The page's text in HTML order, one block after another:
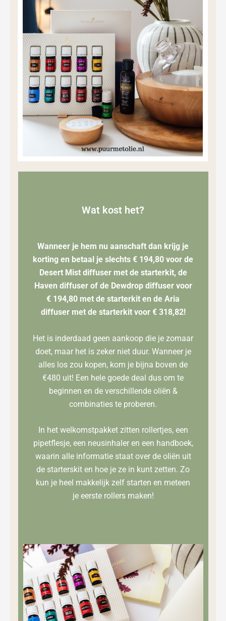
Wat kost het?
Wanneer je hem nu aanschaft dan krijg je
korting en betaal je slechts€ 194,80 voor de
Desert Mist diffuser met de starterkit, de
Haven diffuser of de Dewdrop diffuser voor
€ 194,80 met de starterkit en de Aria
diffuser met de starterkit voor € 318,82!
Het is inderdaad geen aankoop die je zomaar
doet, maar het is zeker niet duur. Wanneer je
alles los zou kopen, kom je bijna boven de
€480 uit! Een hele goede deal dus om te
beginnen en de verschillende oliën &
combinaties te proberen.
In het welkomstpakket zitten rollertjes, een
pipetflesje, een neusinhaler en een handboek,
waarin alle informatie staat over de oliën uit
de starterskit en hoe je ze in kunt zetten. Zo
kun je heel makkelijk zelf starten en meteen
je eerste rollers maken!